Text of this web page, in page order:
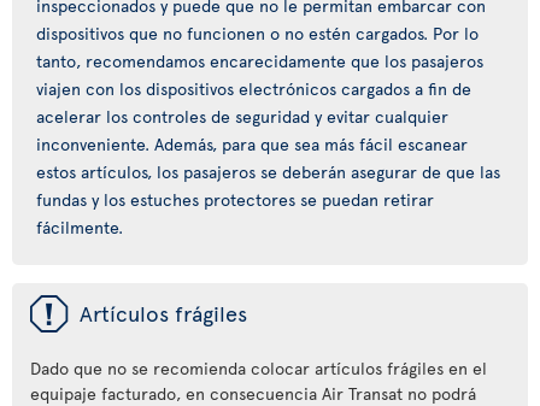
inspeccionados y puede que no le permitan embarcar con
dispositivos que no funcionen o no estén cargados. Por lo
tanto, recomendamos encarecidamente que los pasajeros
viajen con los dispositivos electrónicos cargados a fin de
acelerar los controles de seguridad y evitar cualquier
inconveniente. Además, para que sea más fácil escanear
estos artículos, los pasajeros se deberán asegurar de que las
fundas y los estuches protectores se puedan retirar
fácilmente.
ü Artículos frágiles
Dado que no se recomienda colocar artículos frágiles en el
equipaje facturado, en consecuencia Air Transat no podrá